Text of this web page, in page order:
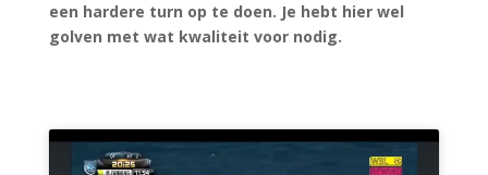
een hardere turn op te doen. Je hebt hier wel
golven met wat kwaliteit voor nodig.